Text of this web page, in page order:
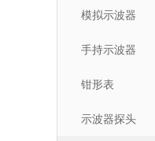
模拟示波器
手持示波器
钳形表
示波器探头